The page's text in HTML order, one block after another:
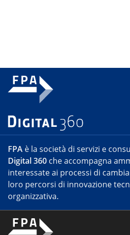
FPA è la società di servizi e
Digital 360 che accompagna
interessate ai processi di
loro percorsi di innovazione
organizzativa.